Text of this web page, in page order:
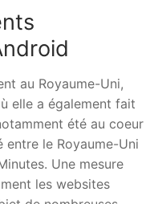
au Royaume-Uni,
elle a également fait
été au coeur
entre le Royaume-Uni
Une mesure
les websites